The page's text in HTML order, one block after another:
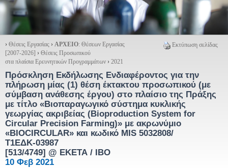
Εκτύπωση σελίδας
› Θέσεις Εργασίας › ΑΡΧΕΙΟ: Θέσεων Εργασίας
[2007-2026] › Θέσεις Προσωπικού
στα πλαίσια Ερευνητικών Προγραμμάτων › 2021
Πρόσκληση Εκδήλωσης Ενδιαφέροντος για την
πλήρωση μίας (1) θέση έκτακτου προσωπικού (με
σύμβαση ανάθεσης έργου) στο πλαίσιο της Πράξης
με τίτλο «Βιοπαραγωγικό σύστημα κυκλικής
γεωργίας ακριβείας (Bioproduction System for
Circular Precision Farming)» με ακρωνύμιο
«BIOCIRCULAR» και κωδικό MIS 5032808/
Τ1ΕΔΚ-03987
[513/4749] @ ΕΚΕΤΑ / ΙΒΟ
10 Φεβ 2021